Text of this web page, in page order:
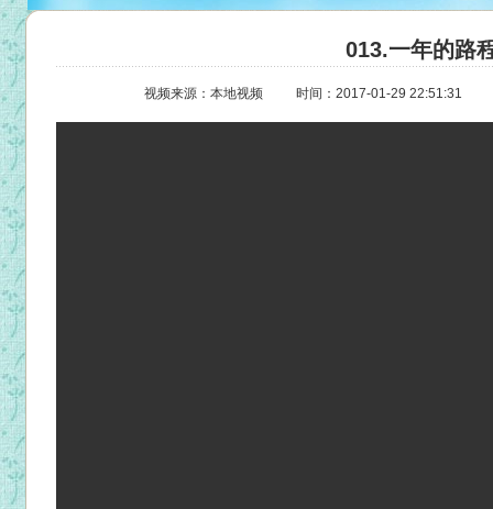
013.一年的路
视频来源：本地视频 时间：2017-01-29 22:51:31